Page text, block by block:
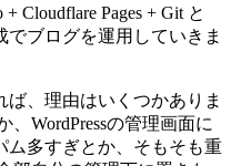
Cloudflare Pages + Git と
ブログを運用していきま
ば、理由はいくつかありま
WordPressの管理画面に
ム多すぎとか、そもそも重